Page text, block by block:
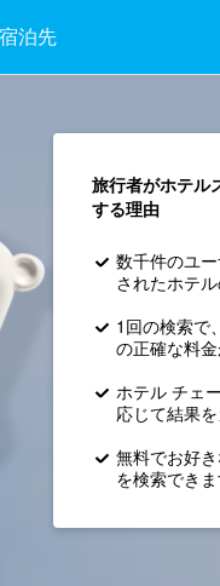
宿泊先
旅行者がホテル
する理由
数千件のユ
されたホテ
1回の検索で
の正確な料金
ホテル チェ
応じて結果を
無料でお好
を検索できま